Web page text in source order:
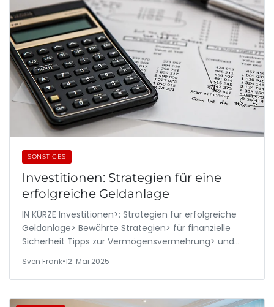
SONSTIGES
Investitionen: Strategien für eine
erfolgreiche Geldanlage
IN KÜRZE Investitionen>: Strategien für erfolgreiche
Geldanlage> Bewährte Strategien> für finanzielle
Sicherheit Tipps zur Vermögensvermehrung> und…
Sven Frank•12. Mai 2025